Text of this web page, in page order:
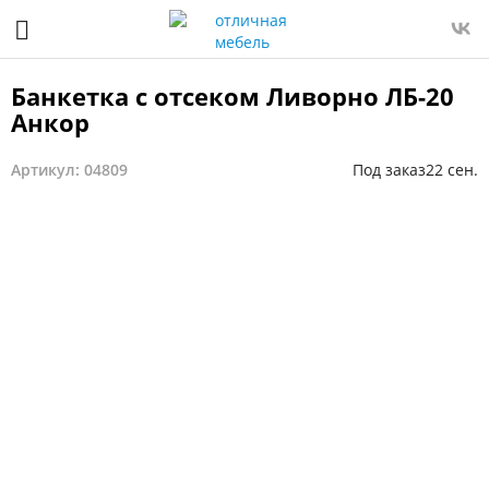
Банкетка с отсеком Ливорно ЛБ-20
Анкор
Артикул: 04809 Под заказ22 сен.